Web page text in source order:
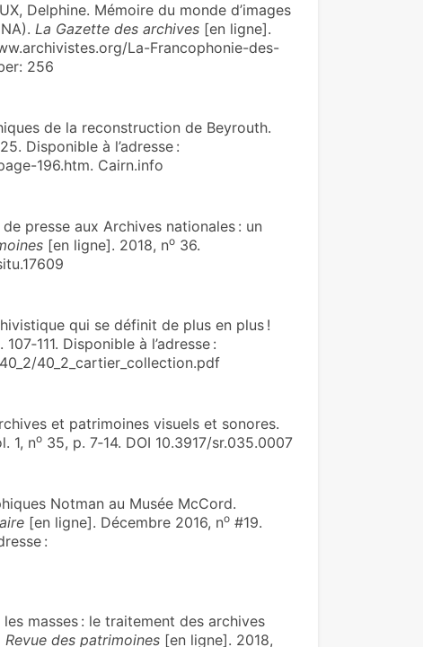
Delphine. Mémoire du monde d’images
La Gazette des archives[en ligne].
La-Francophonie-des-
256
de la reconstruction de Beyrouth‪.
Disponible à l’adresse :
196.htm. Cairn.info
presse aux Archives nationales : un
[en ligne]. 2018, no36.
qui se définit de plus en plus !
Disponible à l’adresse :
40_2_cartier_collection.pdf
et patrimoines visuels et sonores.
1, no35, p. 7‑14. DOI 10.3917/sr.035.0007
Notman au Musée McCord.
[en ligne]. Décembre 2016, no#19.
:
masses : le traitement des archives
Revue des patrimoines[en ligne]. 2018,